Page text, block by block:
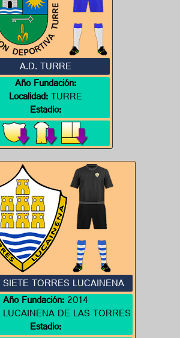
A.D. TURRE
Año Fundación:
Localidad:TURRE
Estadio:
TORRES LUCAINENA
Año Fundación:2014
LUCAINENA DE LAS TORRES
Estadio: